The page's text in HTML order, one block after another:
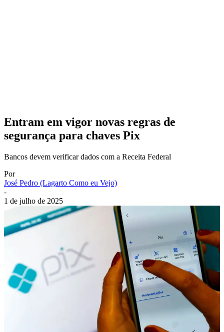
Entram em vigor novas regras de
segurança para chaves Pix
Bancos devem verificar dados com a Receita Federal
Por
José Pedro (Lagarto Como eu Vejo)
-
1 de julho de 2025